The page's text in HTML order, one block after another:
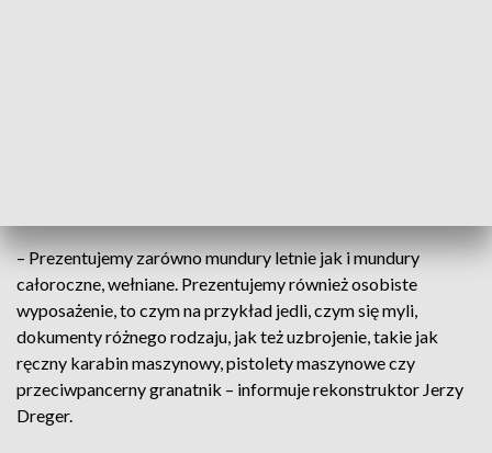
– Prezentujemy zarówno mundury letnie jak i mundury
całoroczne, wełniane. Prezentujemy również osobiste
wyposażenie, to czym na przykład jedli, czym się myli,
dokumenty różnego rodzaju, jak też uzbrojenie, takie jak
ręczny karabin maszynowy, pistolety maszynowe czy
przeciwpancerny granatnik – informuje rekonstruktor Jerzy
Dreger.